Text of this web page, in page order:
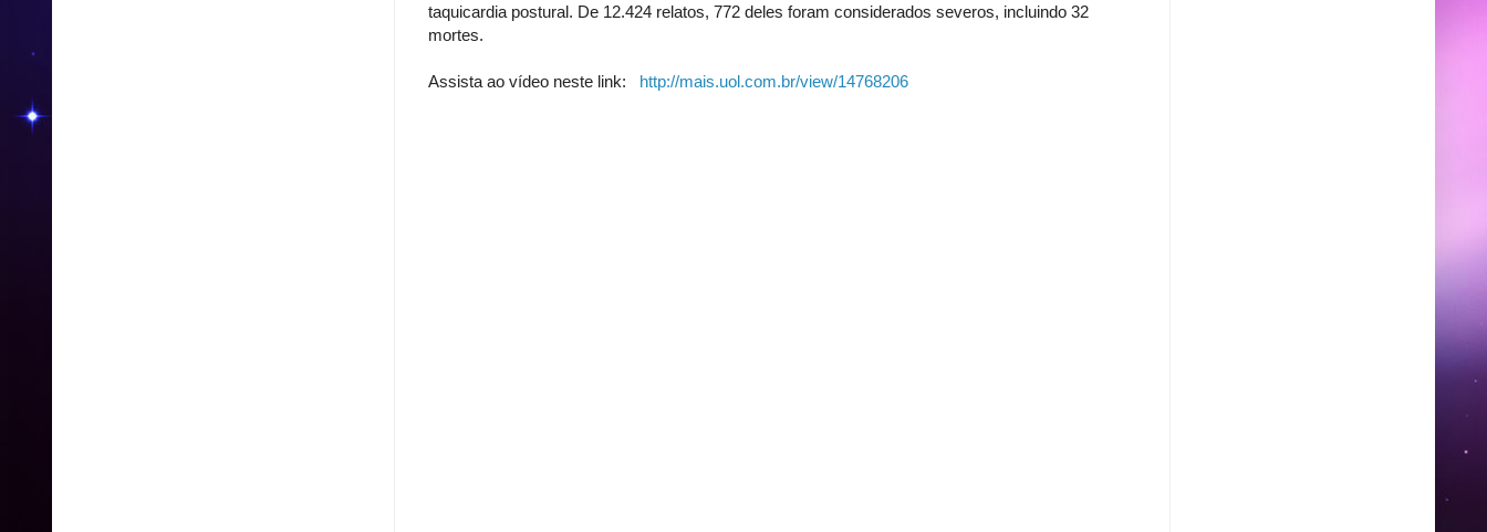
taquicardia postural. De 12.424 relatos, 772 deles foram considerados severos, incluindo 32
mortes.
Assista ao vídeo neste link: http://mais.uol.com.br/view/14768206